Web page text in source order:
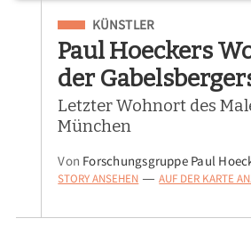
Eingeordnet unter
KÜNSTLER
Paul Hoeckers
der
Letzter Wohnort des
München
Von Forschungsgruppe Paul
STORY ANSEHEN — AUF DER KARTE